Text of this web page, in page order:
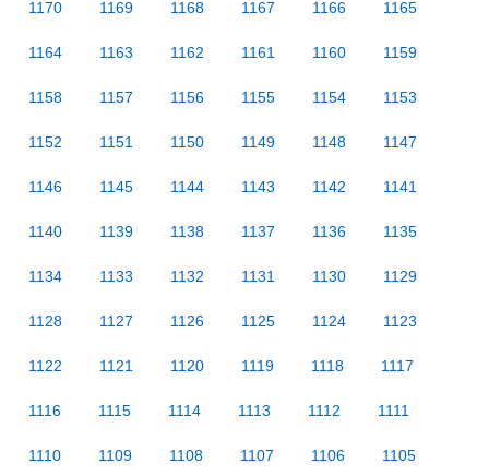
1170 1169 1168 1167 1166 1165
1164 1163 1162 1161 1160 1159
1158 1157 1156 1155 1154 1153
1152 1151 1150 1149 1148 1147
1146 1145 1144 1143 1142 1141
1140 1139 1138 1137 1136 1135
1134 1133 1132 1131 1130 1129
1128 1127 1126 1125 1124 1123
1122 1121 1120 1119 1118 1117
1116 1115 1114 1113 1112 1111
1110 1109 1108 1107 1106 1105